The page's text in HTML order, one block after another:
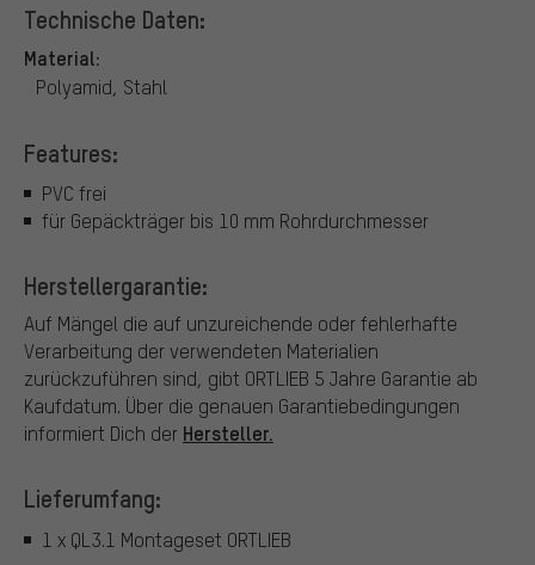
Technische Daten:
Material:
Polyamid, Stahl
Features:
PVC frei
für Gepäckträger bis 10 mm Rohrdurchmesser
Herstellergarantie:
Auf Mängel die auf unzureichende oder fehlerhafte
Verarbeitung der verwendeten Materialien
zurückzuführen sind, gibt ORTLIEB 5 Jahre Garantie ab
Kaufdatum. Über die genauen Garantiebedingungen
informiert Dich der Hersteller.
Lieferumfang:
1 x QL3.1 Montageset ORTLIEB